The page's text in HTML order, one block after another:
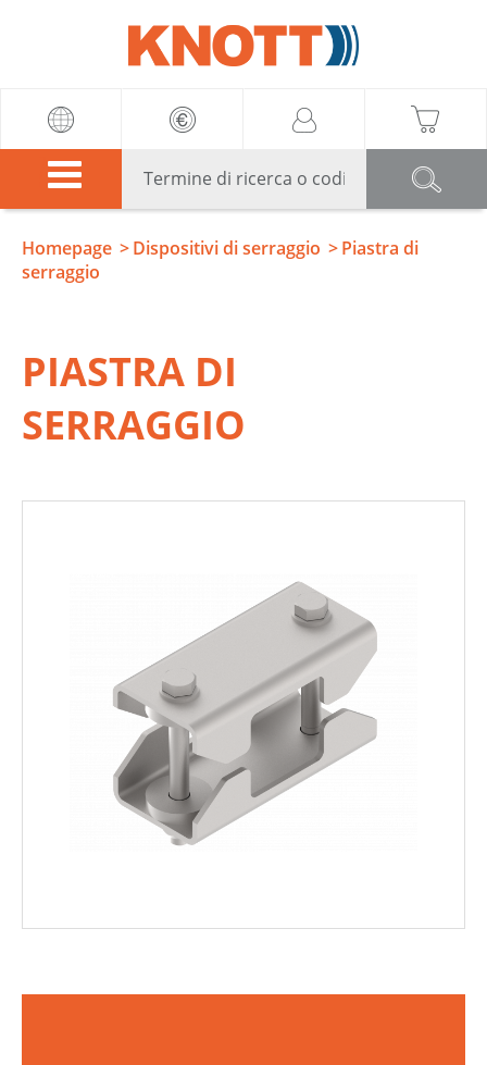
Homepage Dispositivi di serraggio
Piastra di
serraggio
PIASTRA DI
SERRAGGIO